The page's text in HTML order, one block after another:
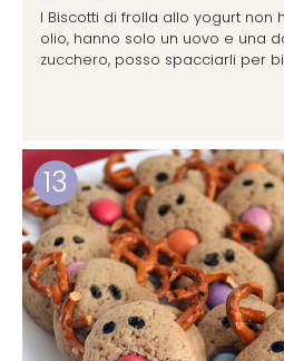
I Biscotti di frolla allo yogurt non
olio, hanno solo un uovo e una
zucchero, posso spacciarli per
13